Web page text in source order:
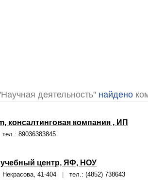
деятельность" найдено
консалтинговая компания , ИП
тел.: 89036383845
центр, ЯФ, НОУ
41-404 тел.: (4852) 738643